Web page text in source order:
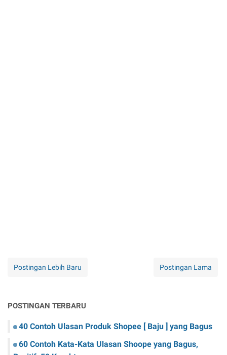
Postingan Lebih Baru Postingan Lama
POSTINGAN TERBARU
40 Contoh Ulasan Produk Shopee [ Baju ] yang Bagus
60 Contoh Kata-Kata Ulasan Shoope yang Bagus,